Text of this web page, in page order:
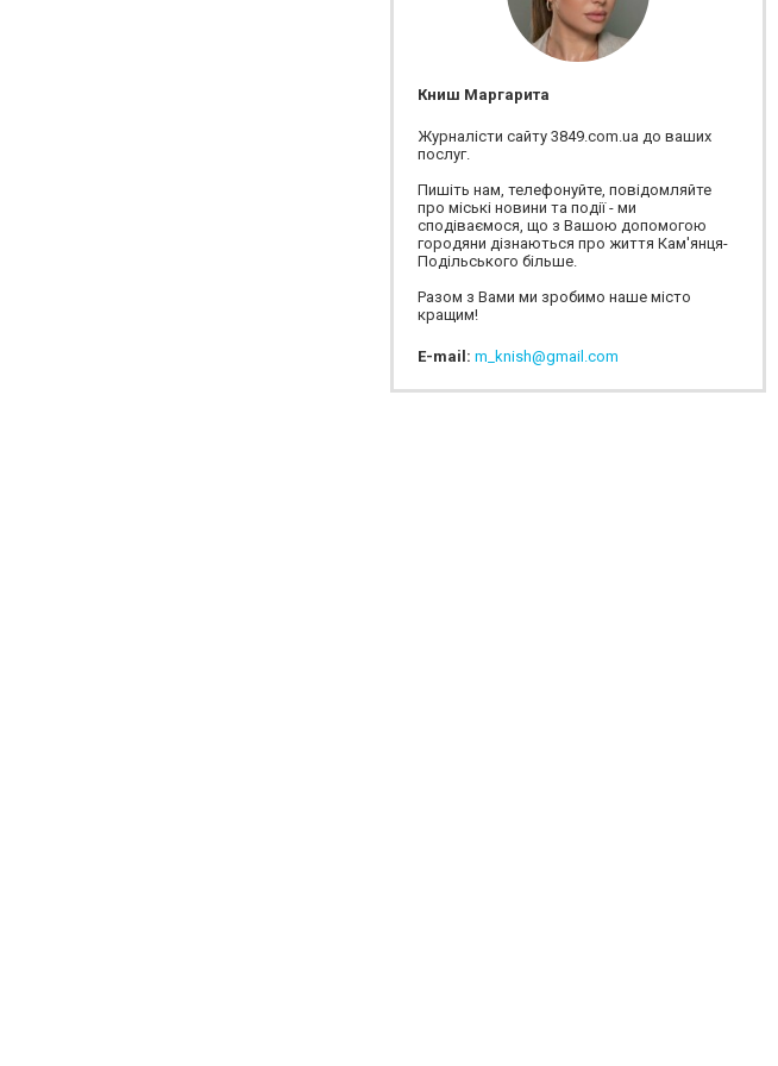
Книш Маргарита
Журналісти сайту 3849.com.ua до ваших
послуг.
Пишіть нам, телефонуйте, повідомляйте
про міські новини та події - ми
сподіваємося, що з Вашою допомогою
городяни дізнаються про життя Кам'янця-
Подільського більше.
Разом з Вами ми зробимо наше місто
кращим!
E-mail: m_knish@gmail.com